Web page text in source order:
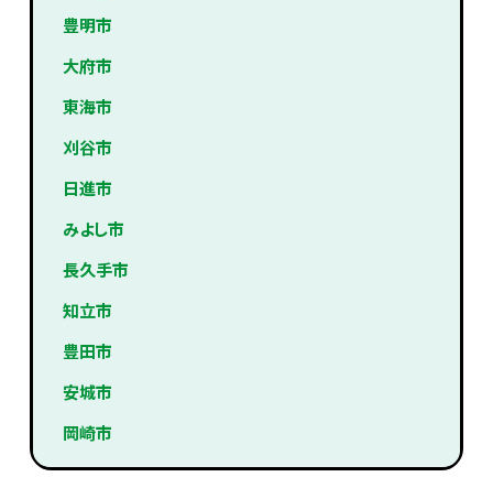
豊明市
大府市
東海市
刈谷市
日進市
みよし市
長久手市
知立市
豊田市
安城市
岡崎市